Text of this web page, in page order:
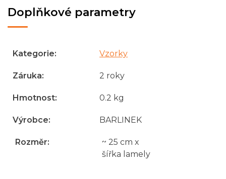
Doplňkové parametry
Kategorie: Vzorky
Záruka: 2 roky
Hmotnost: 0.2 kg
Výrobce: BARLINEK
Rozměr:
~ 25 cm x
šířka lamely